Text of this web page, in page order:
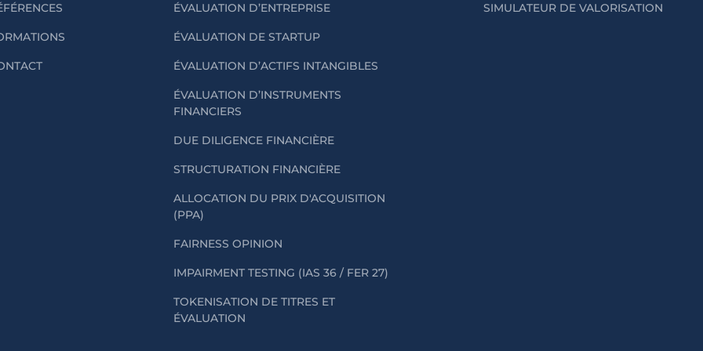
ÉVALUATION D’ENTREPRISE
ÉVALUATION DE STARTUP
ÉVALUATION D’ACTIFS INTANGIBLES
ÉVALUATION D’INSTRUMENTS
FINANCIERS
DUE DILIGENCE FINANCIÈRE
STRUCTURATION FINANCIÈRE
ALLOCATION DU PRIX D'ACQUISITION
(PPA)
FAIRNESS OPINION
IMPAIRMENT TESTING (IAS 36 / FER 27)
TOKENISATION DE TITRES ET
ÉVALUATION
SIMULATEUR DE VALORISATION